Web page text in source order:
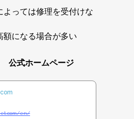
よっては修理を受付けな
額になる場合が多い
公式ホームページ
en/